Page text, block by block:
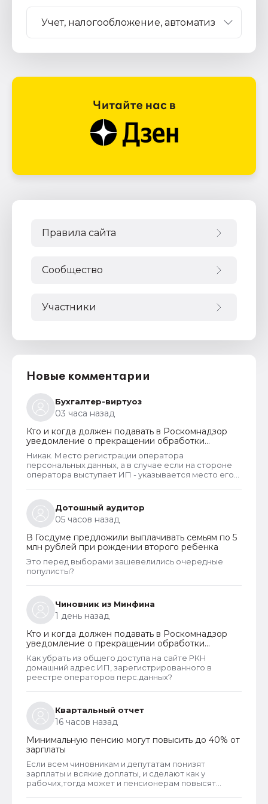
Правила сайта
Сообщество
Участники
Новые комментарии
Бухгалтер-виртуоз
03 часа назад
Кто и когда должен подавать в Роскомнадзор
уведомление о прекращении обработки
персональных данных
Никак. Место регистрации оператора
персональных данных, а в случае если на стороне
оператора выступает ИП - указывается место его
информация подлежит обязательному
размещению в реестре наряду со всеми прочими
сведениями. Делается это для того, чтобы у
субъектов ПД имелась возможность в случае
нарушения их прав обратиться непосредственно к
оператору для устранения нарушений.
Дотошный аудитор
05 часов назад
В Госдуме предложили выплачивать семьям по 5
млн рублей при рождении второго ребенка
Это перед выборами зашевелились очередные
популисты?
Чиновник из Минфина
1 день назад
Кто и когда должен подавать в Роскомнадзор
уведомление о прекращении обработки
персональных данных
Как убрать из общего доступа на сайте РКН
домашний адрес ИП, зарегистрированного в
реестре операторов перс.данных?
Квартальный отчет
16 часов назад
Минимальную пенсию могут повысить до 40% от
зарплаты
Если всем чиновникам и депутатам понизят
зарплаты и всякие доплаты, и сделают как у
рабочих,тогда может и пенсионерам повысят